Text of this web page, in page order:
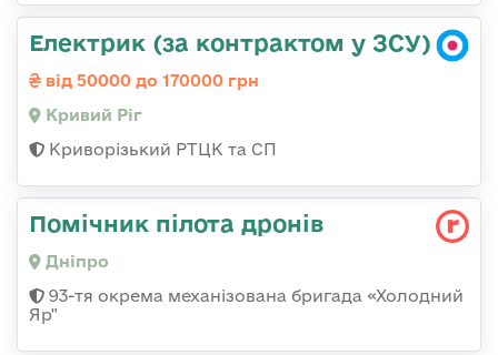
Електрик (за контрактом у ЗСУ)
від 50000 до 170000 грн
Кривий Ріг
Криворізький РТЦК та СП
Помічник пілота дронів
Дніпро
93-тя окрема механізована бригада «Холодний
Яр"